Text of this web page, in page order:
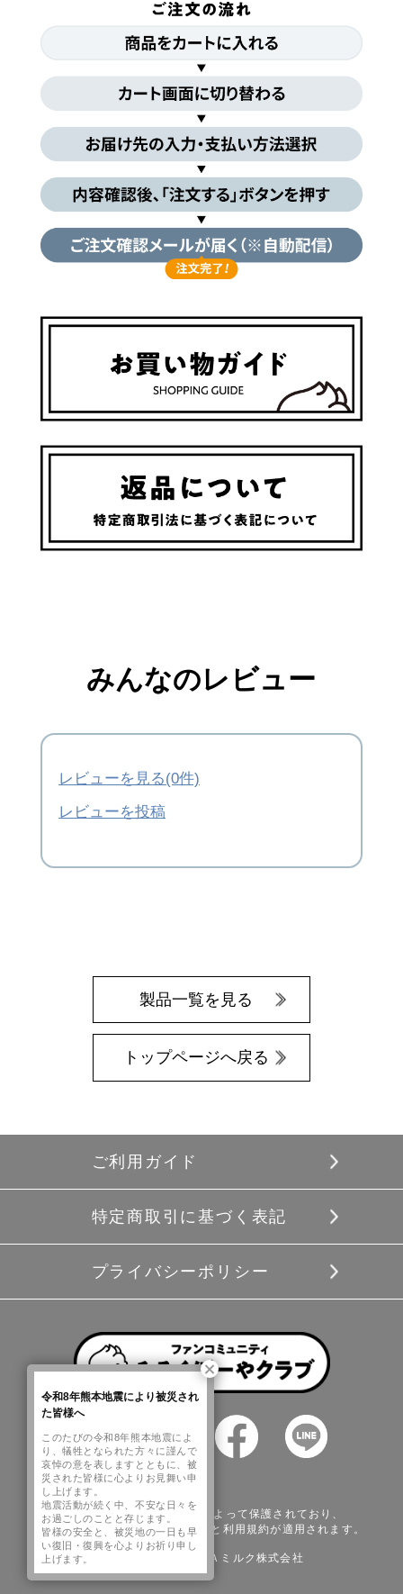
みんなのレビュー
レビューを見る(0件)
レビューを投稿
製品一覧を見る
トップページへ戻る
ご利用ガイド
特定商取引に基づく表記
プライバシーポリシー
このサイトはreCAPTCHAによって保護されており、
Googleのプライバシーポリシー と 利用規約が適用されます。
Copyright © ＹＵＤＡミルク株式会社
令和8年熊本地震により被災され
た皆様へ
このたびの令和8年熊本地震によ
り、犠牲となられた方々に謹んで
哀悼の意を表しますとともに、被
災された皆様に心よりお見舞い申
し上げます。
地震活動が続く中、不安な日々を
お過ごしのことと存じます。
皆様の安全と、被災地の一日も早
い復旧・復興を心よりお祈り申し
上げます。